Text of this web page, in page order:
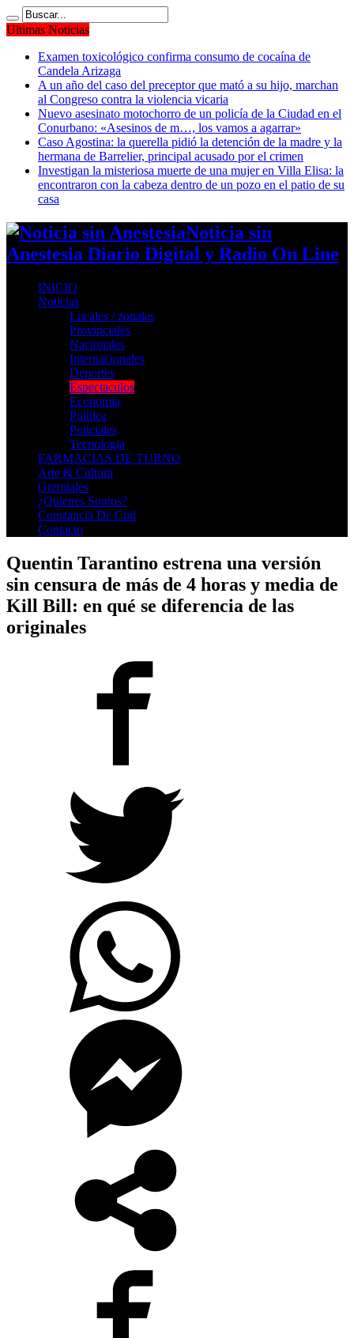
Ultimas Noticias
Examen toxicológico confirma consumo de cocaína de
Candela Arizaga
A un año del caso del preceptor que mató a su hijo, marchan
al Congreso contra la violencia vicaria
Nuevo asesinato motochorro de un policía de la Ciudad en el
Conurbano: «Asesinos de m…, los vamos a agarrar»
Caso Agostina: la querella pidió la detención de la madre y la
hermana de Barrelier, principal acusado por el crimen
Investigan la misteriosa muerte de una mujer en Villa Elisa: la
encontraron con la cabeza dentro de un pozo en el patio de su
casa
Noticia sin
Anestesia Diario Digital y Radio On Line
INICIO
Noticias
Locales / zonales
Provinciales
Nacionales
Internacionales
Deportes
Espectaculos
Economia
Politica
Policiales
Tecnologia
FARMACIAS DE TURNO
Arte & Cultura
Gremiales
¿Quienes Somos?
Constancia De Cuil
Contacto
Quentin Tarantino estrena una versión
sin censura de más de 4 horas y media de
Kill Bill: en qué se diferencia de las
originales